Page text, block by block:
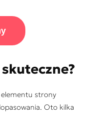
strony
Oto kilka